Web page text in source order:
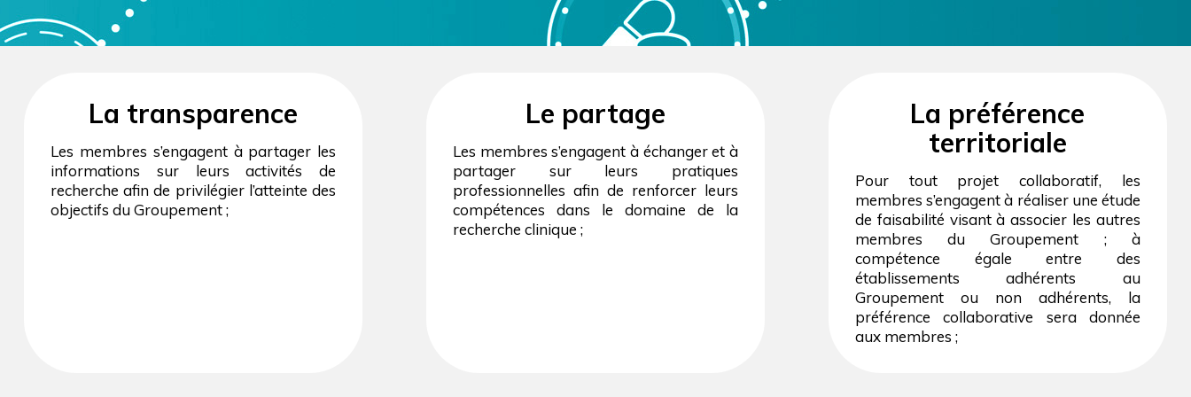
La transparence
Les membres s’engagent à partager les
informations sur leurs activités de
recherche afin de privilégier l’atteinte des
objectifs du Groupement ;
Le partage
Les membres s’engagent à échanger et à
partager sur leurs pratiques
professionnelles afin de renforcer leurs
compétences dans le domaine de la
recherche clinique ;
La préférence
territoriale
Pour tout projet collaboratif, les
membres s’engagent à réaliser une étude
de faisabilité visant à associer les autres
membres du Groupement ; à
compétence égale entre des
établissements adhérents au
Groupement ou non adhérents, la
préférence collaborative sera donnée
aux membres ;